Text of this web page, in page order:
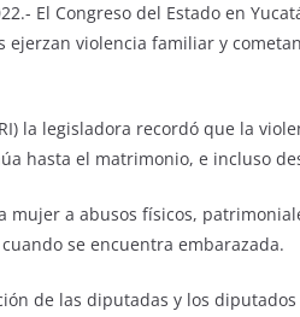
El Congreso del Estado en
ejerzan violencia familiar y
la legisladora recordó que la
hasta el matrimonio, e incluso
mujer a abusos físicos,
se encuentra embarazada.
de las diputadas y los